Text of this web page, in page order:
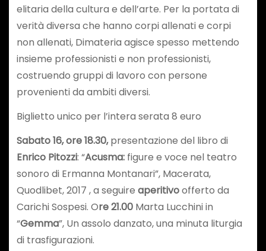
elitaria della cultura e dell’arte. Per la portata di
verità diversa che hanno corpi allenati e corpi
non allenati, Dimateria agisce spesso mettendo
insieme professionisti e non professionisti,
costruendo gruppi di lavoro con persone
provenienti da ambiti diversi.
Biglietto unico per l’intera serata 8 euro
Sabato 16, ore 18.30,presentazione del libro di
Enrico Pitozzi: “Acusma:figure e voce nel teatro
sonoro di Ermanna Montanari”, Macerata,
Quodlibet, 2017 , a seguire aperitivoofferto da
Carichi Sospesi. Ore 21.00Marta Lucchini in
“Gemma”, Un assolo danzato, una minuta liturgia
di trasfigurazioni.